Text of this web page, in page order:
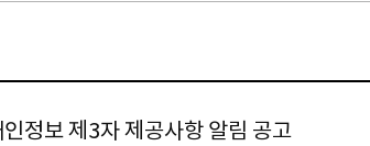
정보 제3자 제공사항 알림 공고